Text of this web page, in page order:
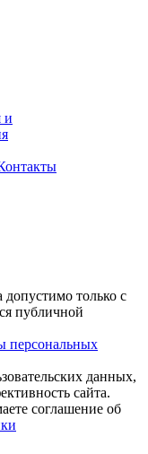
и
только с
публичной
персональных
данных,
сайта.
соглашение об